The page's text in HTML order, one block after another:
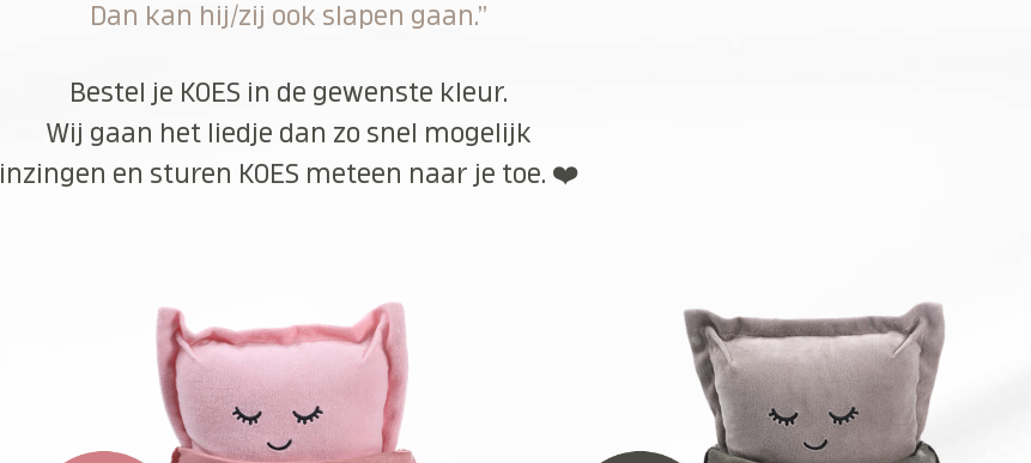
Dan kan hij/zij ook slapen gaan.”
Bestel je KOES in de gewenste kleur.
Wij gaan het liedje dan zo snel mogelijk
inzingen en sturen KOES meteen naar je toe. ❤️